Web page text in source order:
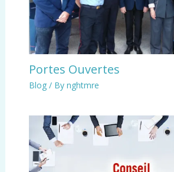
Portes Ouvertes
Blog/ By nghtmre